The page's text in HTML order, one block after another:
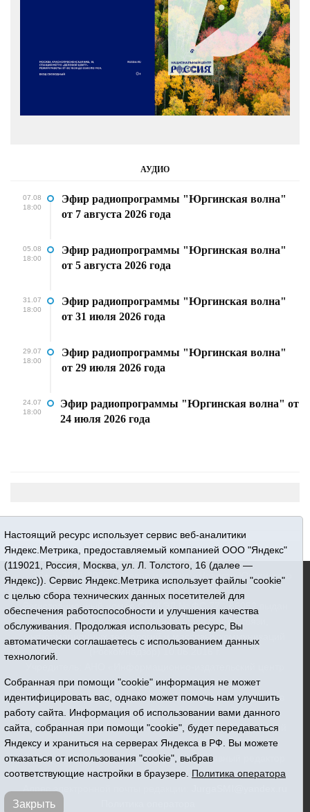
АУДИО
07.08
18:00
Эфир радиопрограммы "Юргинская волна"
от 7 августа 2026 года
05.08
18:00
Эфир радиопрограммы "Юргинская волна"
от 5 августа 2026 года
31.07
18:00
Эфир радиопрограммы "Юргинская волна"
от 31 июля 2026 года
29.07
18:00
Эфир радиопрограммы "Юргинская волна"
от 29 июля 2026 года
24.07
18:00
Эфир радиопрограммы "Юргинская волна" от
24 июля 2026 года
16+ © 2015-2026 Сетевое издание «Новости Юргинского
Регистрационный номер СМИ ЭЛ № ФС 77 - 66052 выдан
Федеральной службой по надзору в сфере связи,
«Призыв»
Все права защищены © При использовании материалов
ссылка обязательна
Адрес редакции: 627250, Тюменская область, Юргинский
район, с. Юргинское, ул. Центральная, 49
Телефон: 8(34543)2-46-89. Директор - главный редактор
Галина Васильевна Ниязова
Настоящий ресурс использует сервис веб-аналитики
Яндекс.Метрика, предоставляемый компанией ООО "Яндекс"
(119021, Россия, Москва, ул. Л. Толстого, 16 (далее —
Яндекс)). Сервис Яндекс.Метрика использует файлы "cookie"
с целью сбора технических данных посетителей для
обеспечения работоспособности и улучшения качества
обслуживания. Продолжая использовать ресурс, Вы
автоматически соглашаетесь с использованием данных
технологий.
Собранная при помощи "cookie" информация не может
идентифицировать вас, однако может помочь нам улучшить
работу сайта. Информация об использовании вами данного
сайта, собранная при помощи "cookie", будет передаваться
Яндексу и храниться на серверах Яндекса в РФ. Вы можете
отказаться от использования "cookie", выбрав
соответствующие настройки в браузере. Политика оператора
Закрыть